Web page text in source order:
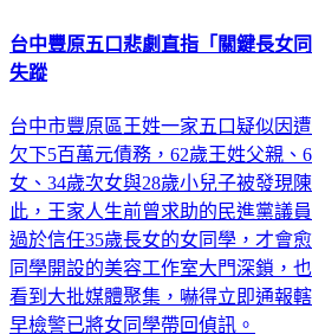
台中豐原五口悲劇直指「關鍵長女
失蹤
台中市豐原區王姓一家五口疑似因
欠下5百萬元債務，62歲王姓父親、
女、34歲次女與28歲小兒子被發現
此，王家人生前曾求助的民進黨議
過於信任35歲長女的女同學，才會
同學開設的美容工作室大門深鎖，
看到大批媒體聚集，嚇得立即通報
早檢警已將女同學帶回偵訊。